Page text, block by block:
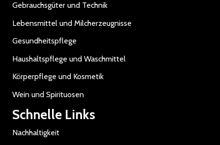
Gebrauchsgüter und Technik
Lebensmittel und Milcherzeugnisse
Gesundheitspflege
Haushaltspflege und Waschmittel
Körperpflege und Kosmetik
Wein und Spirituosen
Schnelle Links
Nachhaltigkeit